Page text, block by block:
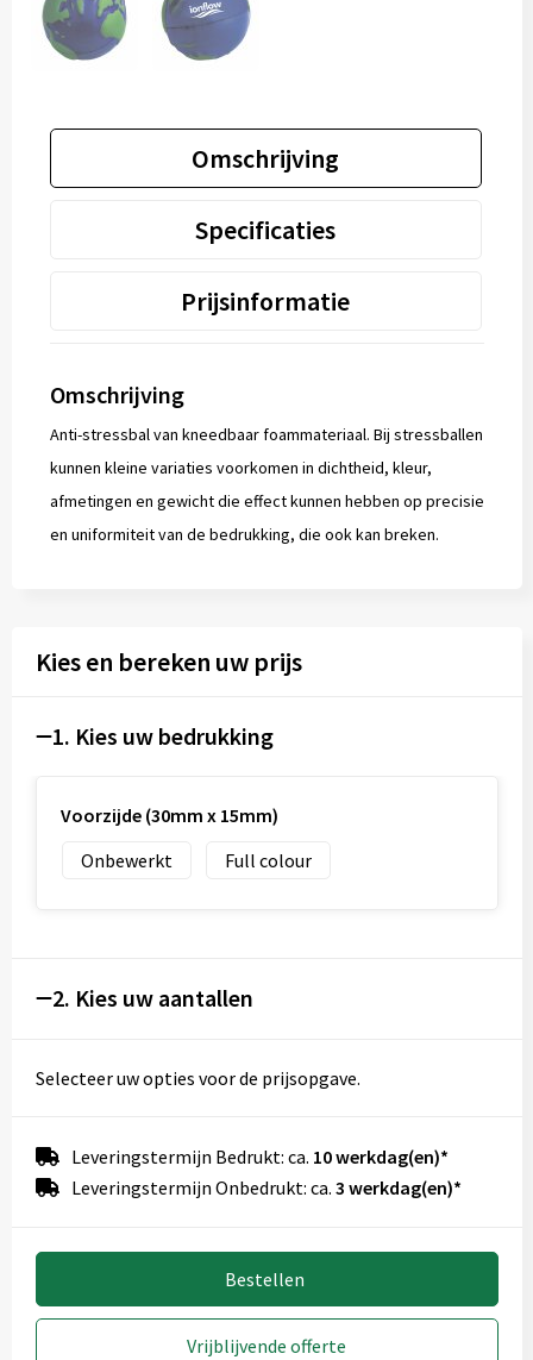
Omschrijving
Specificaties
Prijsinformatie
Omschrijving
Anti-stressbal van kneedbaar foammateriaal. Bij stressballen
kunnen kleine variaties voorkomen in dichtheid, kleur,
afmetingen en gewicht die effect kunnen hebben op precisie
en uniformiteit van de bedrukking, die ook kan breken.
Kies en bereken uw prijs
1. Kies uw bedrukking
Voorzijde (30mm x 15mm)
Onbewerkt
Full colour
2. Kies uw aantallen
Selecteer uw opties voor de prijsopgave.
Leveringstermijn Bedrukt: ca. 10 werkdag(en)*
Leveringstermijn Onbedrukt: ca. 3 werkdag(en)*
Bestellen
Vrijblijvende offerte